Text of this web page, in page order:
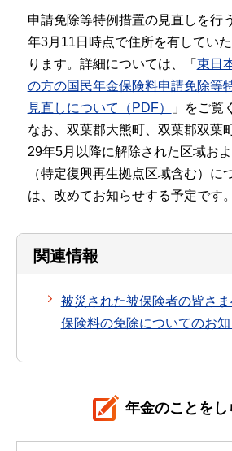
申請免除等特例措置の見直しを行
年3月11日時点で住所を有してい
ります。詳細については、「 東日
の方の国民年金保険料申請免除等
見直しについて（PDF）
」をご覧
なお、双葉郡大熊町、双葉郡双葉
29年5月以降に解除された区域お
（特定復興再生拠点区域含む）に
は、改めてお知らせする予定です。
関連情報
被災された被保険者の皆さ
保険料の免除についてのお
年金のことをし